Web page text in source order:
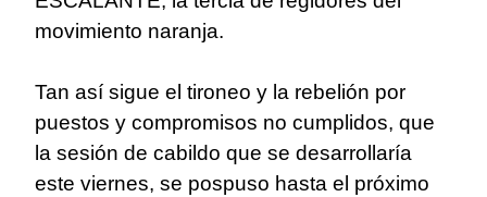
movimiento naranja.
Tan así sigue el tironeo y la rebelión por
puestos y compromisos no cumplidos, que
la sesión de cabildo que se desarrollaría
este viernes, se pospuso hasta el próximo